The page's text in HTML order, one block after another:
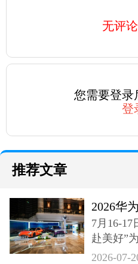
无评
您需要登录
登
推荐文章
2026华
奕境X9
7月16-17
赴美好”
日在深成
2026-07-